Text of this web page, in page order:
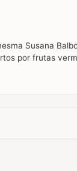
Susana
por frutas